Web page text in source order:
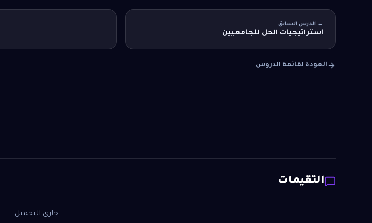
← الدرس السابق
استراتيجيات الحل للجامعيين
العودة لقائمة الدروس
التقيمات
جاري التحميل...